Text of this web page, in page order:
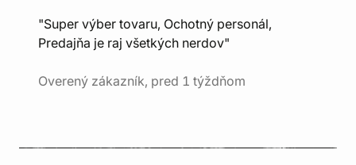
"Super výber tovaru, Ochotný personál,
Predajňa je raj všetkých nerdov"
Overený zákazník, pred 1 týždňom